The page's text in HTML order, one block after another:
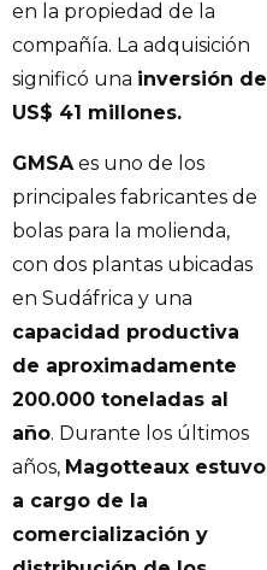
en la propiedad de la
compañía. La adquisición
significó una inversión de
US$ 41 millones.
GMSAes uno de los
principales fabricantes de
bolas para la molienda,
con dos plantas ubicadas
en Sudáfrica y una
capacidad productiva
de aproximadamente
200.000 toneladas al
año. Durante los últimos
años, Magotteaux estuvo
a cargo de la
comercialización y